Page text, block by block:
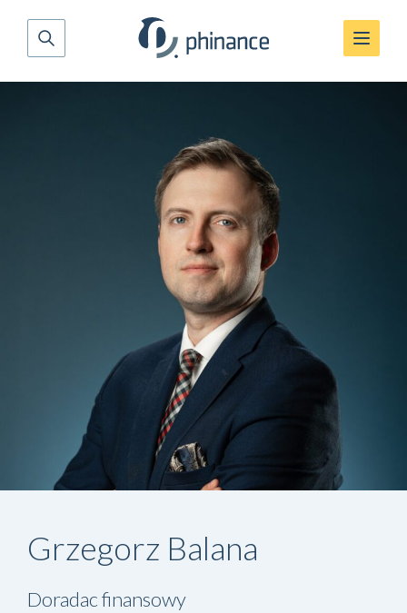
Grzegorz Balana
Doradac finansowy